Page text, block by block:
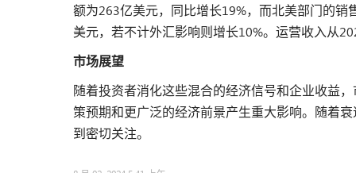
额为263亿美元，同比增长19%，而北美部门的
美元，若不计外汇影响则增长10%。运营收入从
市场展望
随着投资者消化这些混合的经济信号和企业收益
策预期和更广泛的经济前景产生重大影响。随着
到密切关注。